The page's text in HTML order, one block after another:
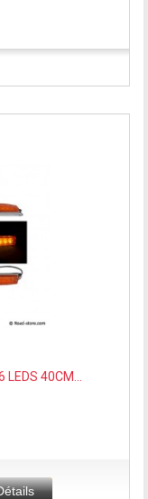
40CM...